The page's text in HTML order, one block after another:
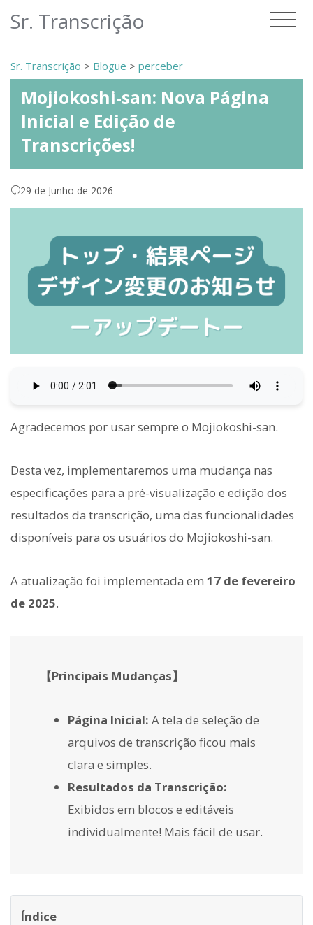
Sr. Transcrição
Sr. Transcrição > Blogue > perceber
Mojiokoshi-san: Nova Página
Inicial e Edição de
Transcrições!
29 de Junho de 2026
Agradecemos por usar sempre o Mojiokoshi-san.
Desta vez, implementaremos uma mudança nas
especificações para a pré-visualização e edição dos
resultados da transcrição, uma das funcionalidades
disponíveis para os usuários do Mojiokoshi-san.
A atualização foi implementada em 17 de fevereiro
de 2025.
【Principais Mudanças】
Página Inicial: A tela de seleção de
arquivos de transcrição ficou mais
clara e simples.
Resultados da Transcrição:
Exibidos em blocos e editáveis
individualmente! Mais fácil de usar.
Índice